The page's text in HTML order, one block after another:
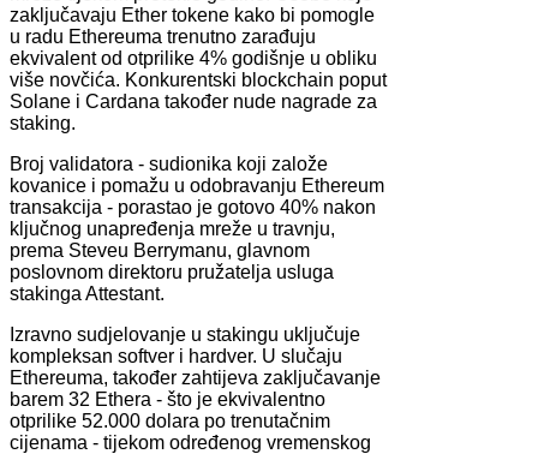
zaključavaju Ether tokene kako bi pomogle
u radu Ethereuma trenutno zarađuju
ekvivalent od otprilike 4% godišnje u obliku
više novčića. Konkurentski blockchain poput
Solane i Cardana također nude nagrade za
staking.
Broj validatora - sudionika koji založe
kovanice i pomažu u odobravanju Ethereum
transakcija - porastao je gotovo 40% nakon
ključnog unapređenja mreže u travnju,
prema Steveu Berrymanu, glavnom
poslovnom direktoru pružatelja usluga
stakinga Attestant.
Izravno sudjelovanje u stakingu uključuje
kompleksan softver i hardver. U slučaju
Ethereuma, također zahtijeva zaključavanje
barem 32 Ethera - što je ekvivalentno
otprilike 52.000 dolara po trenutačnim
cijenama - tijekom određenog vremenskog